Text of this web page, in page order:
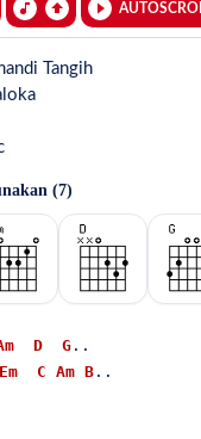
Tangih
(7)
D G..
Em C Am B..